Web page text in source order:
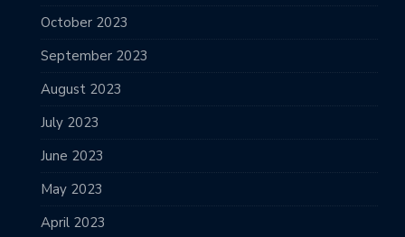
October 2023
September 2023
August 2023
July 2023
June 2023
May 2023
April 2023